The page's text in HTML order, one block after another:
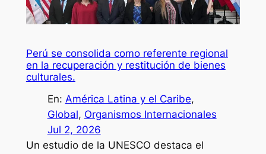
Perú se consolida como referente regional
en la recuperación y restitución de bienes
culturales.
En: América Latina y el Caribe
Global, Organismos Internacionales
Jul 2, 2026
Un estudio de la UNESCO destaca el